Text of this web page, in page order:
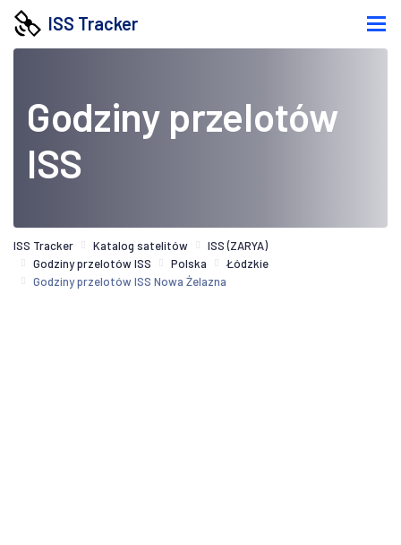
ISS Tracker
Godziny przelotów
ISS
ISS Tracker Katalog satelitów
ISS (ZARYA)
Godziny przelotów ISS
Polska
Łódzkie
Godziny przelotów ISS Nowa Żelazna